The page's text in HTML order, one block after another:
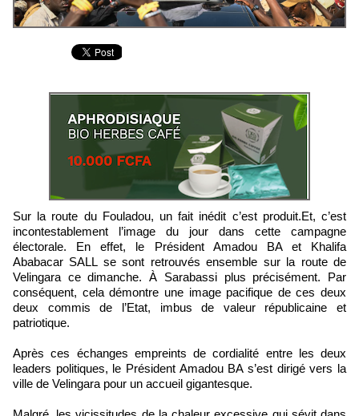
Sur la route du Fouladou, un fait inédit c’est produit.Et, c’est
incontestablement l’image du jour dans cette campagne
électorale. En effet, le Président Amadou BA et Khalifa
Ababacar SALL se sont retrouvés ensemble sur la route de
Velingara ce dimanche. À Sarabassi plus précisément. Par
conséquent, cela démontre une image pacifique de ces deux
deux commis de l’Etat, imbus de valeur républicaine et
patriotique.
Après ces échanges empreints de cordialité entre les deux
leaders politiques, le Président Amadou BA s’est dirigé vers la
ville de Velingara pour un accueil gigantesque.